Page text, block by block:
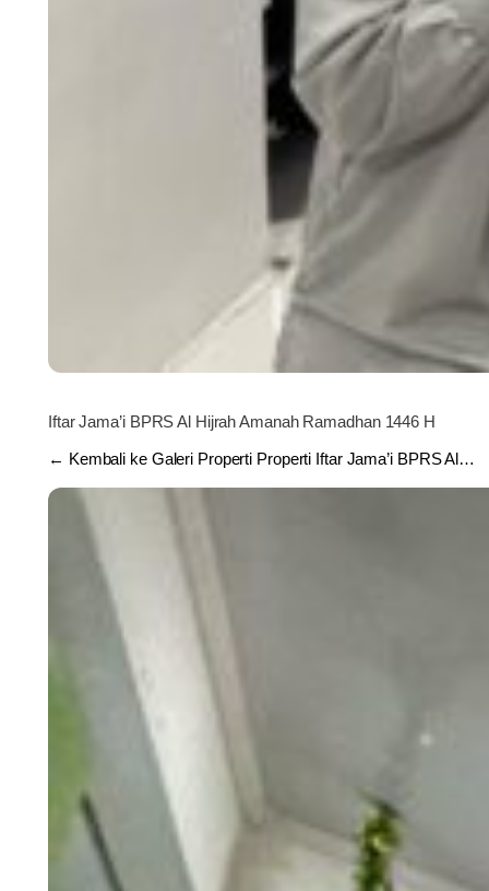
Iftar Jama’i BPRS Al Hijrah Amanah Ramadhan 1446 H
← Kembali ke Galeri Properti Properti Iftar Jama’i BPRS Al…